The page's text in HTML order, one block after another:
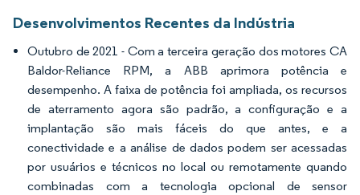
Desenvolvimentos Recentes da Indústria
Outubro de 2021 - Com a terceira geração dos motores CA
Baldor-Reliance RPM, a ABB aprimora potência e
desempenho. A faixa de potência foi ampliada, os recursos
de aterramento agora são padrão, a configuração e a
implantação são mais fáceis do que antes, e a
conectividade e a análise de dados podem ser acessadas
por usuários e técnicos no local ou remotamente quando
combinadas com a tecnologia opcional de sensor